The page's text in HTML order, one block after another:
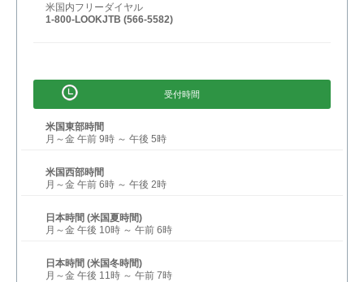
米国内フリーダイヤル
1-800-LOOKJTB (566-5582)
受付時間
米国東部時間
月～金 午前 9時 ～ 午後 5時
米国西部時間
月～金 午前 6時 ～ 午後 2時
日本時間 (米国夏時間)
月～金 午後 10時 ～ 午前 6時
日本時間 (米国冬時間)
月～金 午後 11時 ～ 午前 7時